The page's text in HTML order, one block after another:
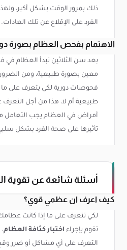
ذلك بمرور الوقت بشكل أكبر،
الفرد على الإقلاع عن تلك العادات.
الاهتمام بفحص العظام بصورة
بعد سن الثلاثين تبدأ العظام في
معين بصورة طبيعية، ومن
فحوصات دورية لكي يتعرف على ما
طبيعية أم لا، هذا من أجل التعرف
أمراض في العظام يجب التعامل
تأثيرها على صحة الفرد بشكل
أسئلة شائعة عن تقوية
كيف اعرف ان عظمي قوي؟
لكي تتعرف على ما إذا كانت
تقوم بإجراء اختبار كثافة العظام
التعرف على أي مشاكل أو ضرر